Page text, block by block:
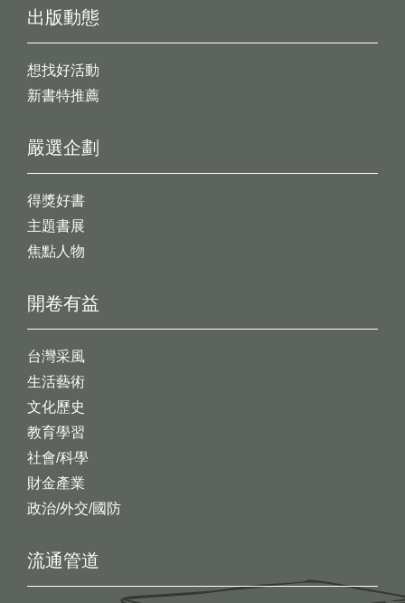
出版動態
想找好活動
新書特推薦
開卷有益
台灣采風
生活藝術
文化歷史
教育學習
社會/科學
財金產業
政治/外交/國防
嚴選企劃
得獎好書
主題書展
焦點人物
流通管道